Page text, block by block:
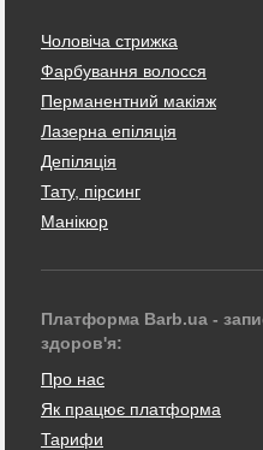
Чоловіча стрижка
Фарбування волосся
Перманентний макіяж
Лазерна епіляція
Депіляція
Тату, пірсинг
Манікюр
Платформа Barb.ua -
здоров'я:
Про нас
Як працює платформа
Тарифи